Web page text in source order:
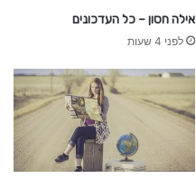
אילה חסון – כל העדכונים
לפני 4 שעות